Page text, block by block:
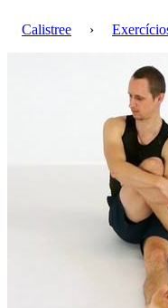
Calistree ›